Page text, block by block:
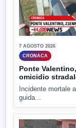
7 AGOSTO 2026
CRONACA
Ponte
omicidio
Incidente mortale
guida...